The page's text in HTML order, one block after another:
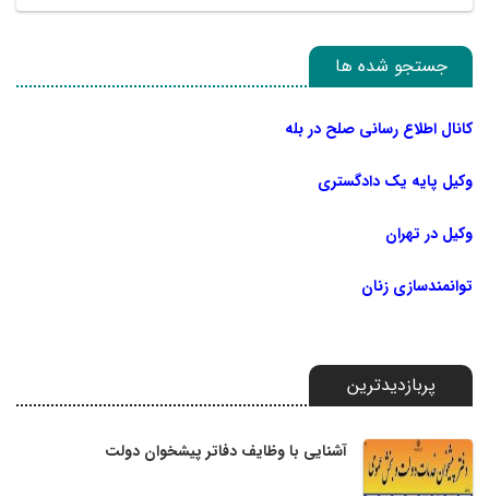
جستجو شده ها
کانال اطلاع رسانی صلح در بله
وکیل پایه یک دادگستری
وکیل در تهران
توانمندسازی زنان
پربازدیدترین
آشنایی با وظایف دفاتر پیشخوان دولت